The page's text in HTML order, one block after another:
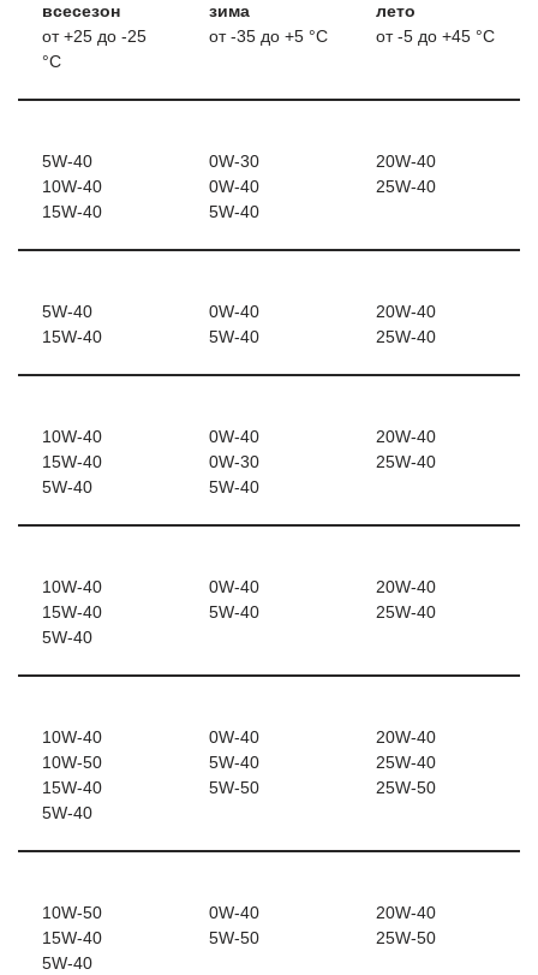
всесезон
от +25 до -25
°C
зима
от -35 до +5 °C
лето
от -5 до +45 °C
5W-40
10W-40
15W-40
0W-30
0W-40
5W-40
20W-40
25W-40
5W-40
15W-40
0W-40
5W-40
20W-40
25W-40
10W-40
15W-40
5W-40
0W-40
0W-30
5W-40
20W-40
25W-40
10W-40
15W-40
5W-40
0W-40
5W-40
20W-40
25W-40
10W-40
10W-50
15W-40
5W-40
0W-40
5W-40
5W-50
20W-40
25W-40
25W-50
10W-50
15W-40
5W-40
0W-40
5W-50
20W-40
25W-50